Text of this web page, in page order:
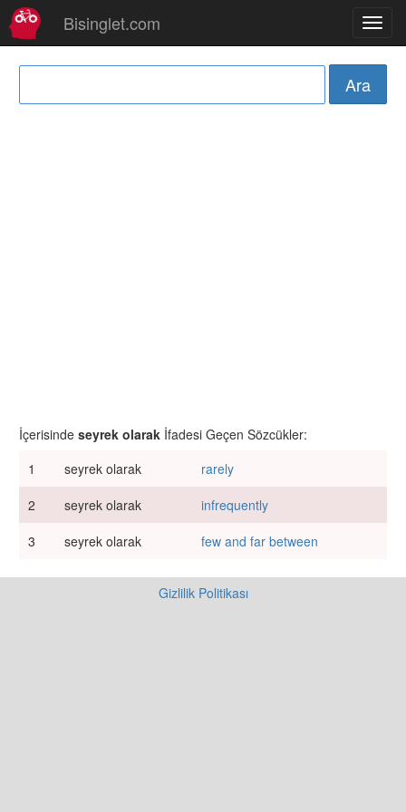
Bisinglet.com
İçerisinde seyrek olarak İfadesi Geçen Sözcükler:
1
seyrek olarak
rarely
2
seyrek olarak
infrequently
3
seyrek olarak few and far between
Gizlilik Politikası